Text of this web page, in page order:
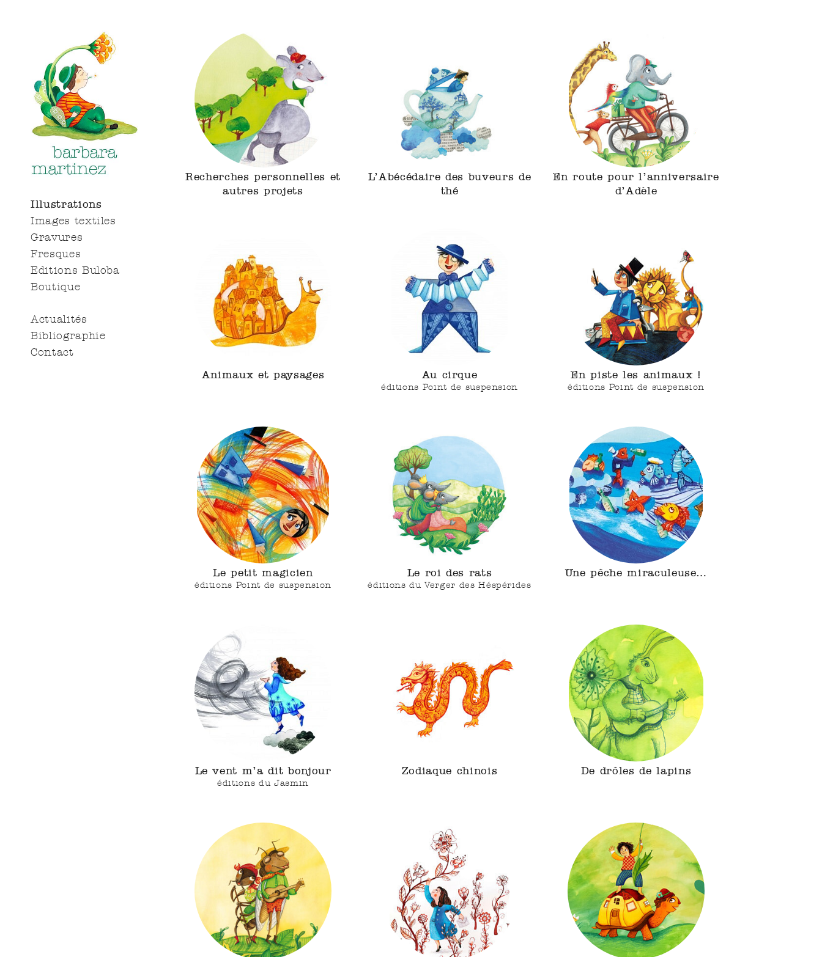
Illustrations
Images textiles
Gravures
Fresques
Editions Buloba
Boutique
Actualités
Bibliographie
Contact
Illustrations
Recherches personnelles et
autres projets
L’Abécédaire des buveurs de
thé
En route pour l’anniversaire
d’Adèle
Animaux et paysages Au cirque
éditions Point de suspension
En piste les animaux !
éditions Point de suspension
Le petit magicien
éditions Point de suspension
Le roi des rats
éditions du Verger des Héspérides
Une pêche miraculeuse…
Le vent m’a dit bonjour
éditions du Jasmin
Zodiaque chinois De drôles de lapins